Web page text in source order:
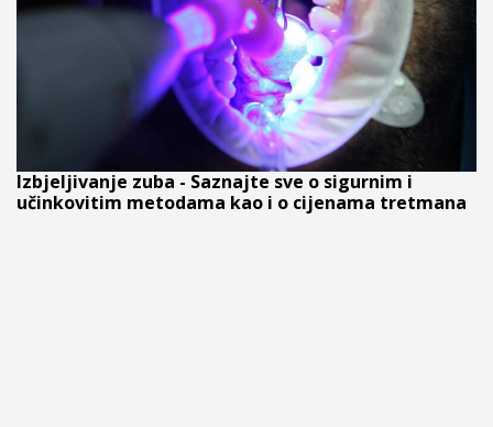
Izbjeljivanje zuba - Saznajte sve o sigurnim i
učinkovitim metodama kao i o cijenama tretmana